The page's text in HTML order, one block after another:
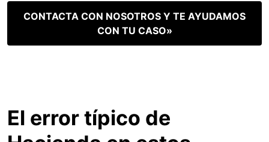
CONTACTA CON NOSOTROS Y TE AYUDAMOS
CON TU CASO»
El error típico de